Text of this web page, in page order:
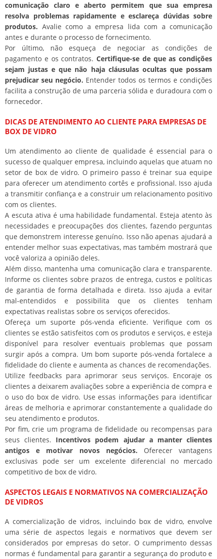
comunicação claro e aberto permitem que sua empresa
resolva problemas rapidamente e esclareça dúvidas sobre
produtos. Avalie como a empresa lida com a comunicação
antes e durante o processo de fornecimento.
Por último, não esqueça de negociar as condições de
pagamento e os contratos. Certifique-se de que as condições
sejam justas e que não haja cláusulas ocultas que possam
prejudicar seu negócio. Entender todos os termos e condições
facilita a construção de uma parceria sólida e duradoura com o
fornecedor.
DICAS DE ATENDIMENTO AO CLIENTE PARA EMPRESAS DE
BOX DE VIDRO
Um atendimento ao cliente de qualidade é essencial para o
sucesso de qualquer empresa, incluindo aquelas que atuam no
setor de box de vidro. O primeiro passo é treinar sua equipe
para oferecer um atendimento cortês e profissional. Isso ajuda
a transmitir confiança e a construir um relacionamento positivo
com os clientes.
A escuta ativa é uma habilidade fundamental. Esteja atento às
necessidades e preocupações dos clientes, fazendo perguntas
que demonstrem interesse genuíno. Isso não apenas ajudará a
entender melhor suas expectativas, mas também mostrará que
você valoriza a opinião deles.
Além disso, mantenha uma comunicação clara e transparente.
Informe os clientes sobre prazos de entrega, custos e políticas
de garantia de forma detalhada e direta. Isso ajuda a evitar
mal-entendidos e possibilita que os clientes tenham
expectativas realistas sobre os serviços oferecidos.
Ofereça um suporte pós-venda eficiente. Verifique com os
clientes se estão satisfeitos com os produtos e serviços, e esteja
disponível para resolver eventuais problemas que possam
surgir após a compra. Um bom suporte pós-venda fortalece a
fidelidade do cliente e aumenta as chances de recomendações.
Utilize feedbacks para aprimorar seus serviços. Encoraje os
clientes a deixarem avaliações sobre a experiência de compra e
o uso do box de vidro. Use essas informações para identificar
áreas de melhoria e aprimorar constantemente a qualidade do
seu atendimento e produtos.
Por fim, crie um programa de fidelidade ou recompensas para
seus clientes. Incentivos podem ajudar a manter clientes
antigos e motivar novos negócios. Oferecer vantagens
exclusivas pode ser um excelente diferencial no mercado
competitivo de box de vidro.
ASPECTOS LEGAIS E NORMATIVOS NA COMERCIALIZAÇÃO
DE VIDROS
A comercialização de vidros, incluindo box de vidro, envolve
uma série de aspectos legais e normativos que devem ser
considerados por empresas do setor. O cumprimento dessas
normas é fundamental para garantir a segurança do produto e